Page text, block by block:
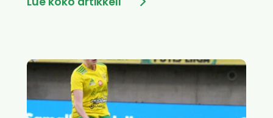
Lue koko artikkeli